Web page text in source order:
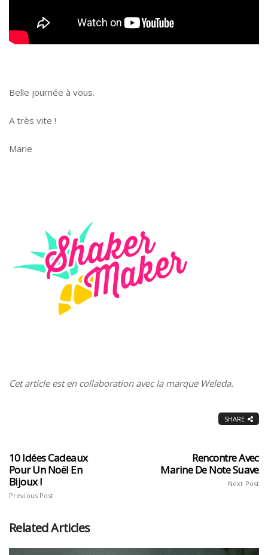
Belle journée à vous.
A très vite !
Marie
Cet article est en collaboration avec la marque Weleda.
SHARE
10 Idées Cadeaux
Pour Un Noël En
Bijoux !
Previous Post
Rencontre Avec
Marine De Note Suave
Next Post
Related Articles